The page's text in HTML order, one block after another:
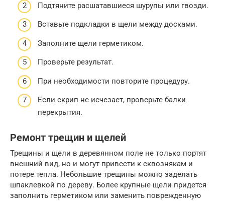
Подтяните расшатавшиеся шурупы или гвозди.
Вставьте подкладки в щели между досками.
Заполните щели герметиком.
Проверьте результат.
При необходимости повторите процедуру.
Если скрип не исчезает, проверьте балки
перекрытия.
Ремонт трещин и щелей
Трещины и щели в деревянном поле не только портят
внешний вид, но и могут привести к сквознякам и
потере тепла. Небольшие трещины можно заделать
шпаклевкой по дереву. Более крупные щели придется
заполнить герметиком или заменить поврежденную